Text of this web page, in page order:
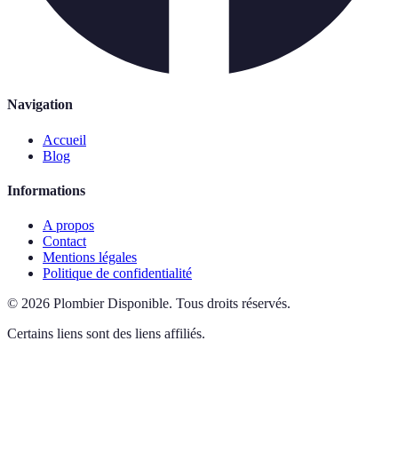
Navigation
Accueil
Blog
Informations
A propos
Contact
Mentions légales
Politique de confidentialité
© 2026 Plombier Disponible. Tous droits réservés.
Certains liens sont des liens affiliés.